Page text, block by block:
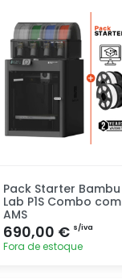
rapidamente
Pack Starter Bambu
Lab P1S Combo com
AMS
690,00 € s/iva
Fora de estoque